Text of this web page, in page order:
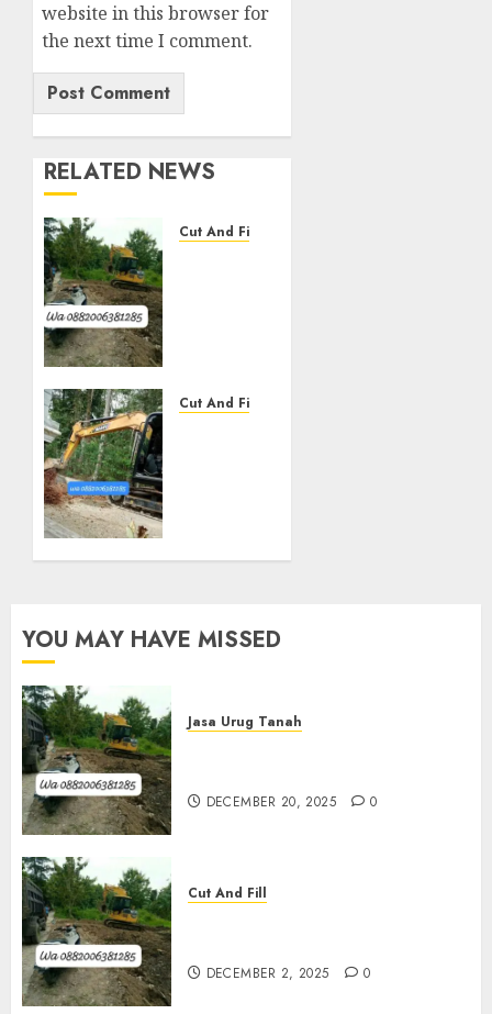
website in this browser for
the next time I comment.
RELATED NEWS
Cut And Fill
Progo
Cut And Fill
0
YOU MAY HAVE MISSED
Jasa Urug Tanah
DECEMBER 20, 2025 0
Cut And Fill
DECEMBER 2, 2025 0